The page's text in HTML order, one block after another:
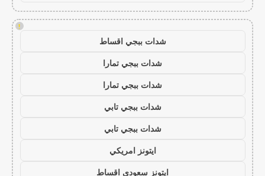
!
شدات ببجي اقساط
شدات ببجي تمارا
شدات ببجي تمارا
شدات ببجي تابي
شدات ببجي تابي
ايتونز امريكي
ايتونز سعودي اقساط